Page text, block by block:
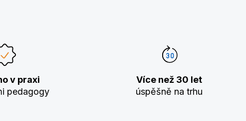
v praxi
pedagogy
Více než 30 let
úspěšně na trhu